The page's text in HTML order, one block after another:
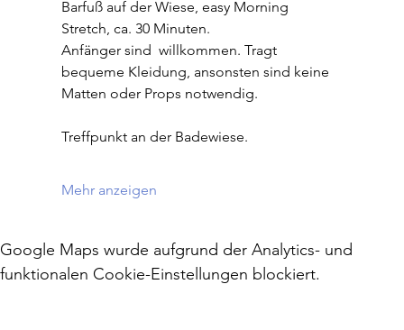
Barfuß auf der Wiese, easy Morning
Stretch, ca. 30 Minuten.
Anfänger sind  willkommen. Tragt
bequeme Kleidung, ansonsten sind keine
Matten oder Props notwendig.
Treffpunkt an der Badewiese.
Mehr anzeigen
Google Maps wurde aufgrund der Analytics- und
funktionalen Cookie-Einstellungen blockiert.